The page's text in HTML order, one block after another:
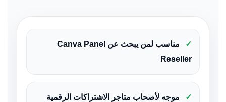
✓
مناسب لمن يبحث عن Canva Panel
Reseller
✓ موجه لأصحاب متاجر الاشتراكات الرقمية